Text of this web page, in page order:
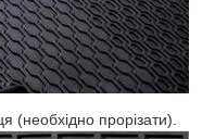
(необхідно прорізати).